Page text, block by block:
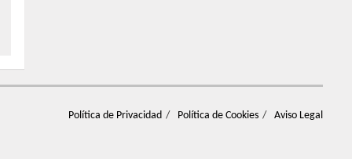
Política de Privacidad Política de Cookies Aviso Legal